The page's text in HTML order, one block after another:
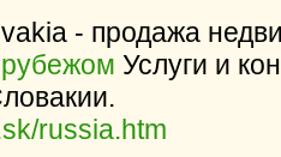
- продажа
Услуги и
russia.htm